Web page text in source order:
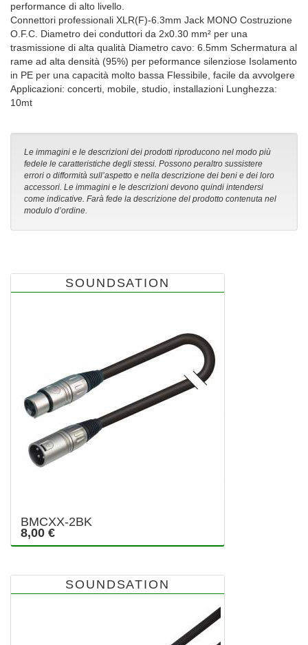
performance di alto livello.
Connettori professionali XLR(F)-6.3mm Jack MONO Costruzione
O.F.C. Diametro dei conduttori da 2x0.30 mm² per una
trasmissione di alta qualità Diametro cavo: 6.5mm Schermatura al
rame ad alta densità (95%) per peformance silenziose Isolamento
in PE per una capacità molto bassa Flessibile, facile da avvolgere
Applicazioni: concerti, mobile, studio, installazioni Lunghezza:
10mt
Le immagini e le descrizioni dei prodotti riproducono nel modo più
fedele le caratteristiche degli stessi. Possono peraltro sussistere
errori o difformità sull’aspetto e nella descrizione dei beni e dei loro
accessori. Le immagini e le descrizioni devono quindi intendersi
come indicative. Farà fede la descrizione del prodotto contenuta nel
modulo d’ordine.
SOUNDSATION
BMCXX-2BK
8,00 €
SOUNDSATION